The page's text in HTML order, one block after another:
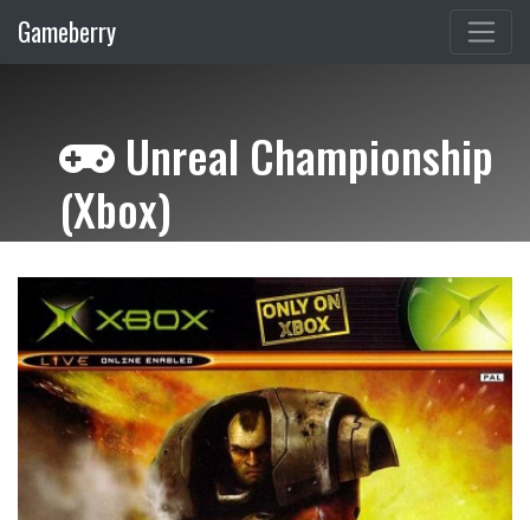
Gameberry
Unreal Championship
(Xbox)